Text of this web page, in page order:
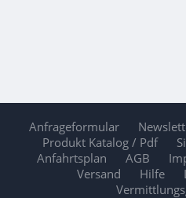
Anfrageformular
Produkt Katalog / Pdf
Anfahrtsplan
AGB
Versand
Hilfe